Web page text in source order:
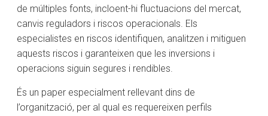
de múltiples fonts, incloent-hi fluctuacions del mercat,
canvis reguladors i riscos operacionals. Els
especialistes en riscos identifiquen, analitzen i mitiguen
aquests riscos i garanteixen que les inversions i
operacions siguin segures i rendibles.
És un paper especialment rellevant dins de
l’organització, per al qual es requereixen perfils